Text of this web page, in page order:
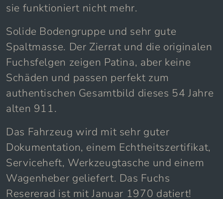
sie funktioniert nicht mehr.
Solide Bodengruppe und sehr gute
Spaltmasse. Der Zierrat und die originalen
Fuchsfelgen zeigen Patina, aber keine
Schäden und passen perfekt zum
authentischen Gesamtbild dieses 54 Jahre
alten 911.
Das Fahrzeug wird mit sehr guter
Dokumentation, einem Echtheitszertifikat,
Serviceheft, Werkzeugtasche und einem
Wagenheber geliefert. Das Fuchs
Resererad ist mit Januar 1970 datiert!